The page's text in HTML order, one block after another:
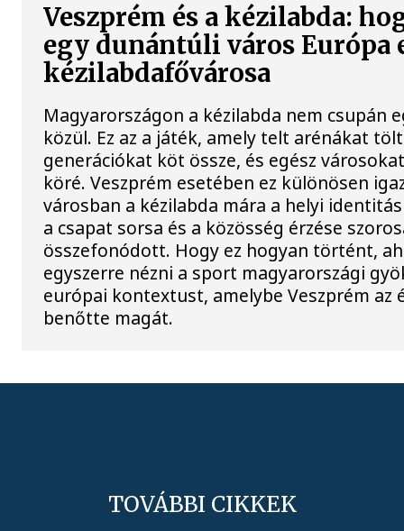
Veszprém és a kézilabda:
egy dunántúli város Európa
kézilabdafővárosa
Magyarországon a kézilabda nem csupán
közül. Ez az a játék, amely telt arénákat
generációkat köt össze, és egész
köré. Veszprém esetében ez különösen
városban a kézilabda mára a helyi
a csapat sorsa és a közösség érzése
összefonódott. Hogy ez hogyan történt,
egyszerre nézni a sport magyarországi
európai kontextust, amelybe Veszprém az
benőtte magát.
TOVÁBBI CIKKEK